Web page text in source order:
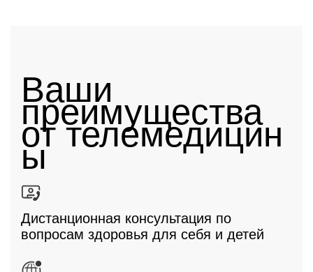
Ваши
преимущества
от телемедицин
ы
Дистанционная консультация по
вопросам здоровья для себя и детей